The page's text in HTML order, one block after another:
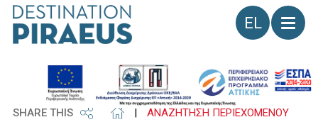
Γλώσσα
SHARE THIS | ΑΝΑΖΗΤΗΣΗ ΠΕΡΙΕΧΟΜΕΝΟΥ